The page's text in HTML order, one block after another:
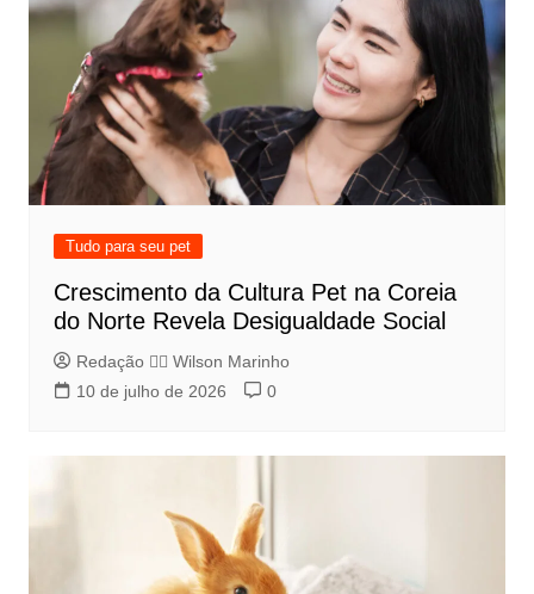
Tudo para seu pet
Crescimento da Cultura Pet na Coreia
do Norte Revela Desigualdade Social
Redação 👨‍⚖️​ Wilson Marinho
10 de julho de 2026
0